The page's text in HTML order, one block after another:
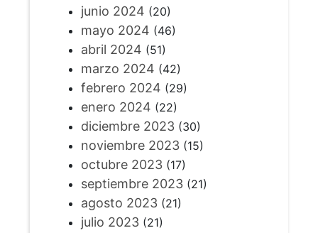
junio 2024 (20)
mayo 2024 (46)
abril 2024 (51)
marzo 2024 (42)
febrero 2024 (29)
enero 2024 (22)
diciembre 2023(30)
noviembre 2023(15)
octubre 2023(17)
septiembre 2023(21)
agosto 2023(21)
julio 2023(21)